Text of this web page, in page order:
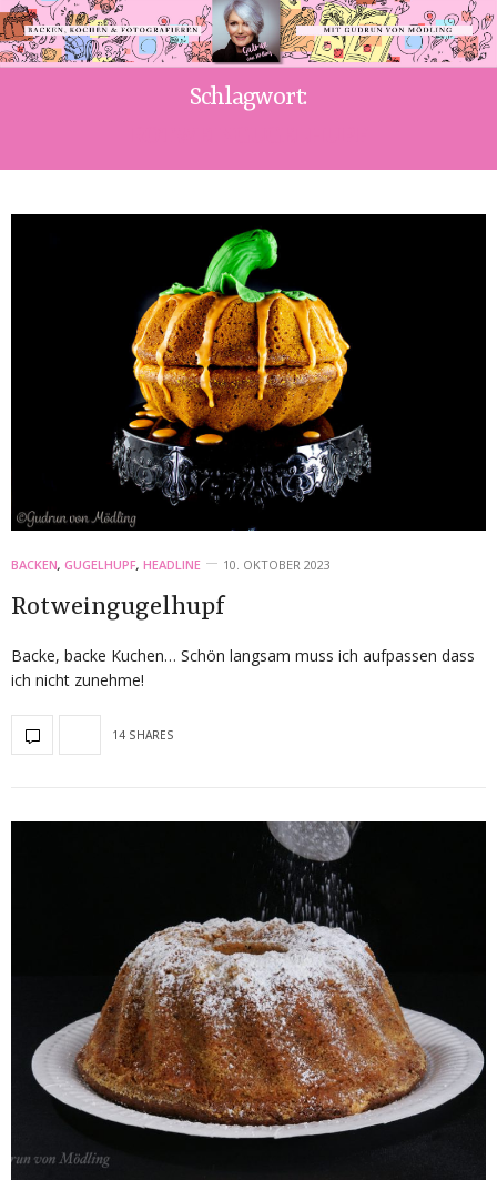
Schlagwort:
BACKEN, GUGELHUPF, HEADLINE 10. OKTOBER 2023
Rotweingugelhupf
Backe, backe Kuchen… Schön langsam muss ich aufpassen dass
ich nicht zunehme!
14 SHARES